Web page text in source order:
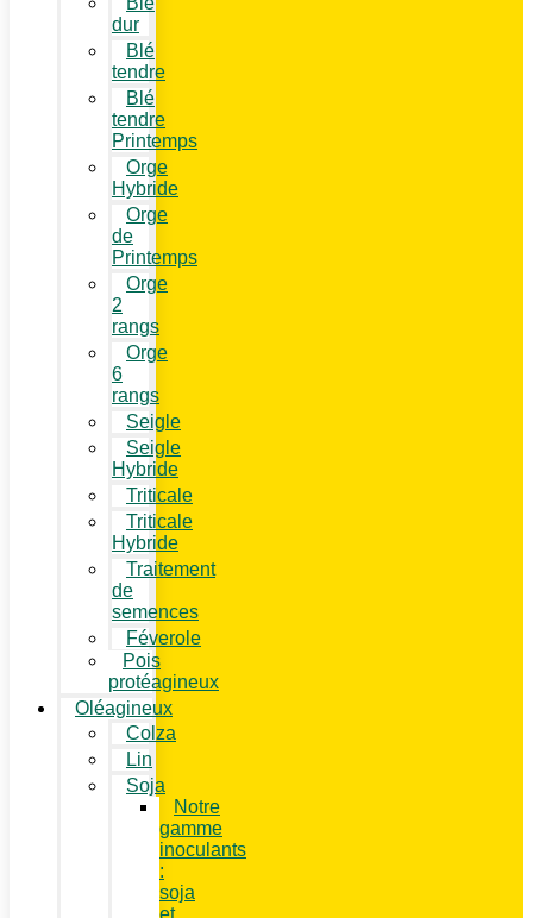
dur
Blé
tendre
Blé
tendre
Printemps
Orge
Hybride
Orge
de
Printemps
Orge
2
rangs
Orge
6
rangs
Seigle
Seigle
Hybride
Triticale
Triticale
Hybride
Traitement
de
semences
Féverole
Pois
protéagineux
Oléagineux
Colza
Lin
Soja
Notre
gamme
inoculants
:
soja
et